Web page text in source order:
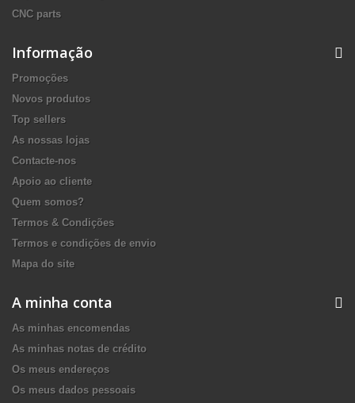
CNC parts
Informação
Promoções
Novos produtos
Top sellers
As nossas lojas
Contacte-nos
Apoio ao cliente
Quem somos?
Termos & Condições
Termos e condições de envio
Mapa do site
A minha conta
As minhas encomendas
As minhas notas de crédito
Os meus endereços
Os meus dados pessoais